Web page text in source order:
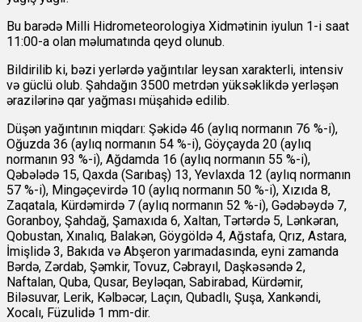
Bu barədə Milli Hidrometeorologiya Xidmətinin iyulun 1-i saat
11:00-a olan məlumatında qeyd olunub.
Bildirilib ki, bəzi yerlərdə yağıntılar leysan xarakterli, intensiv
və güclü olub. Şahdağın 3500 metrdən yüksəklikdə yerləşən
ərazilərinə qar yağması müşahidə edilib.
Düşən yağıntının miqdarı: Şəkidə 46 (aylıq normanın 76 %-i),
Oğuzda 36 (aylıq normanın 54 %-i), Göyçayda 20 (aylıq
normanın 93 %-i), Ağdamda 16 (aylıq normanın 55 %-i),
Qəbələdə 15, Qaxda (Sarıbaş) 13, Yevlaxda 12 (aylıq normanın
57 %-i), Mingəçevirdə 10 (aylıq normanın 50 %-i), Xızıda 8,
Zaqatala, Kürdəmirdə 7 (aylıq normanın 52 %-i), Gədəbəydə 7,
Goranboy, Şahdağ, Şamaxıda 6, Xaltan, Tərtərdə 5, Lənkəran,
Qobustan, Xınalıq, Balakən, Göygöldə 4, Ağstafa, Qrız, Astara,
İmişlidə 3, Bakıda və Abşeron yarımadasında, eyni zamanda
Bərdə, Zərdab, Şəmkir, Tovuz, Cəbrayıl, Daşkəsəndə 2,
Naftalan, Quba, Qusar, Beyləqan, Sabirabad, Kürdəmir,
Biləsuvar, Lerik, Kəlbəcər, Laçın, Qubadlı, Şuşa, Xankəndi,
Xocalı, Füzulidə 1 mm-dir.